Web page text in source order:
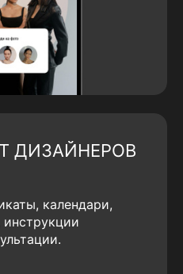
ДИЗАЙНЕРОВ
календари,